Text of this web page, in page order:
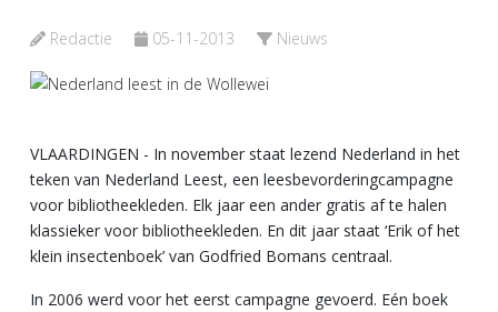
Redactie 05-11-2013 Nieuws
VLAARDINGEN - In november staat lezend Nederland in het
teken van Nederland Leest, een leesbevorderingcampagne
voor bibliotheekleden. Elk jaar een ander gratis af te halen
klassieker voor bibliotheekleden. En dit jaar staat ‘Erik of het
klein insectenboek’ van Godfried Bomans centraal.
In 2006 werd voor het eerst campagne gevoerd. Eén boek